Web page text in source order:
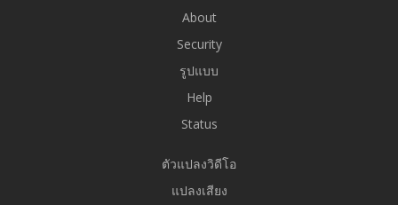
About
Security
รูปแบบ
Help
Status
ตัวแปลงวิดีโอ
แปลงเสียง